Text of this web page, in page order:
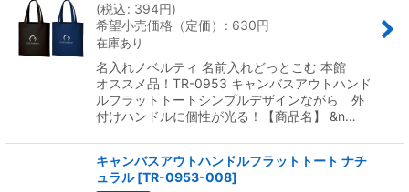
(税込: 394円)
希望小売価格（定価）
: 630円
在庫あり
名入れノベルティ 名前入れどっとこむ 本館
オススメ品！TR-0953 キャンバスアウトハンド
ルフラットトートシンプルデザインながら 外
付けハンドルに個性が光る！【商品名】 &n…
キャンバスアウトハンドルフラットトート ナチ
ュラル [TR-0953-008]